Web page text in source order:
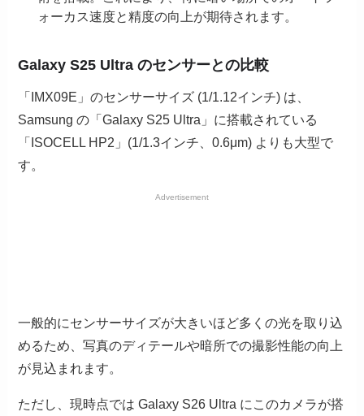
ォーカス速度と精度の向上が期待されます。
Galaxy S25 Ultra のセンサーとの比較
「IMX09E」のセンサーサイズ (1/1.12インチ) は、
Samsung の「Galaxy S25 Ultra」に搭載されている
「ISOCELL HP2」(1/1.3インチ、0.6μm) よりも大型で
す。
Advertisement
一般的にセンサーサイズが大きいほど多くの光を取り込
めるため、写真のディテールや暗所での撮影性能の向上
が見込まれます。
ただし、現時点では Galaxy S26 Ultra にこのカメラが搭